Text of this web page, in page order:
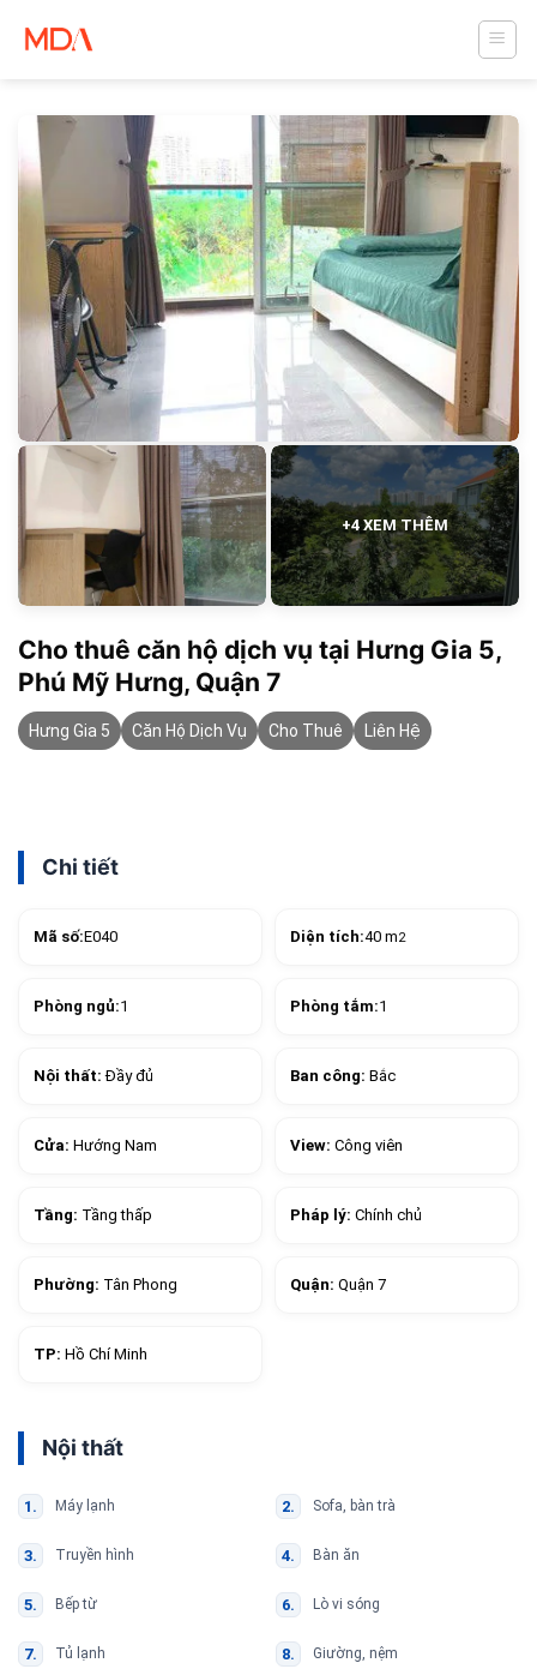
+4 XEM THÊM
Cho thuê căn hộ dịch vụ tại Hưng Gia 5,
Phú Mỹ Hưng, Quận 7
Hưng Gia 5 Căn Hộ Dịch Vụ Cho Thuê Liên Hệ
Chi tiết
Mã số:E040 Diện tích:40 m2
Phòng ngủ:1 Phòng tắm:1
Nội thất:Đầy đủ Ban công: Bắc
Cửa: Hướng Nam View: Công viên
Tầng: Tầng thấp Pháp lý: Chính chủ
Phường: Tân Phong Quận: Quận 7
TP: Hồ Chí Minh
Nội thất
Máy lạnh Sofa, bàn trà
Truyền hình Bàn ăn
Bếp từ Lò vi sóng
Tủ lạnh Giường, nệm